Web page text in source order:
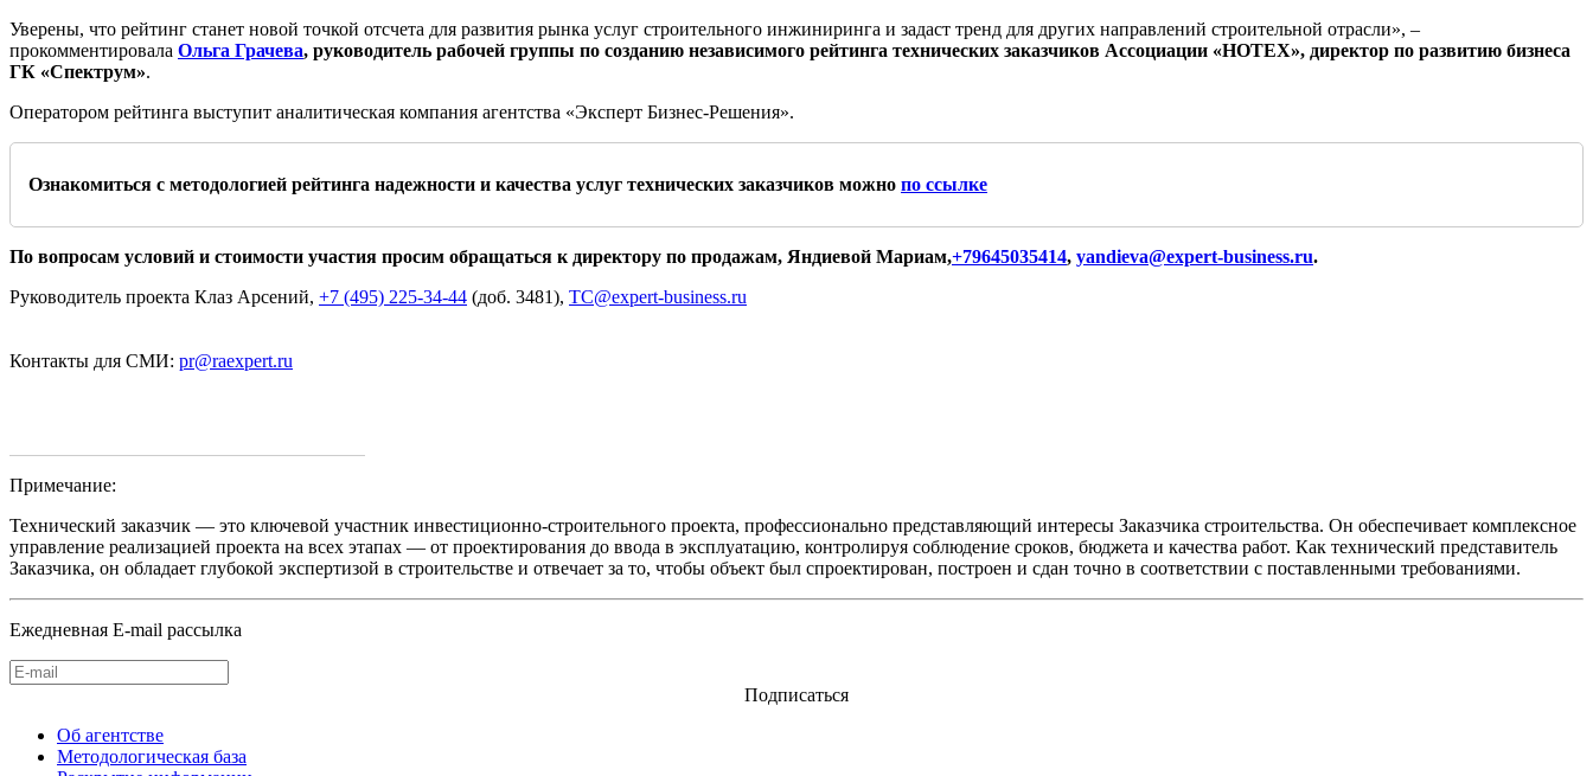
Уверены, что рейтинг станет новой точкой отсчета для развития рынка услуг строительного инжиниринга и задаст тренд для других направлений строительной отрасли», –
прокомментировала Ольга Грачева, руководитель рабочей группы по созданию независимого рейтинга технических заказчиков Ассоциации «НОТЕХ», директор по развитию бизнеса
ГК «Спектрум».
Оператором рейтинга выступит аналитическая компания агентства «Эксперт Бизнес-Решения».
Ознакомиться с методологией рейтинга надежности и качества услуг технических заказчиков можно по ссылке
По вопросам условий и стоимости участия просим обращаться к директору по продажам, Яндиевой Мариам,+79645035414, yandieva@expert-business.ru.
Руководитель проекта Клаз Арсений, +7 (495) 225-34-44 (доб. 3481), TC@expert-business.ru
Контакты для СМИ: pr@raexpert.ru
Примечание:
Технический заказчик — это ключевой участник инвестиционно-строительного проекта, профессионально представляющий интересы Заказчика строительства. Он обеспечивает комплексное
управление реализацией проекта на всех этапах — от проектирования до ввода в эксплуатацию, контролируя соблюдение сроков, бюджета и качества работ. Как технический представитель
Заказчика, он обладает глубокой экспертизой в строительстве и отвечает за то, чтобы объект был спроектирован, построен и сдан точно в соответствии с поставленными требованиями.
Ежедневная E-mail рассылка
Подписаться
Об агентстве
Методологическая база